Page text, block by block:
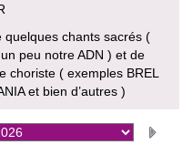
chants sacrés (
un peu notre ADN ) et de
choriste ( exemples BREL
et bien d’autres )